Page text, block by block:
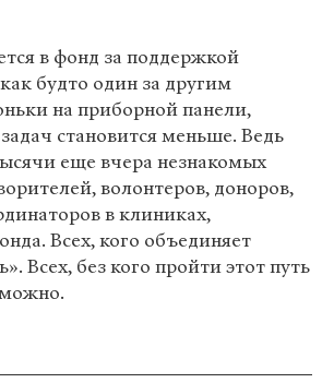
в фонд за поддержкой
будто один за другим
на приборной панели,
становится меньше. Ведь
еще вчера незнакомых
волонтеров, доноров,
в клиниках,
Всех, кого объединяет
Всех, без кого пройти этот путь